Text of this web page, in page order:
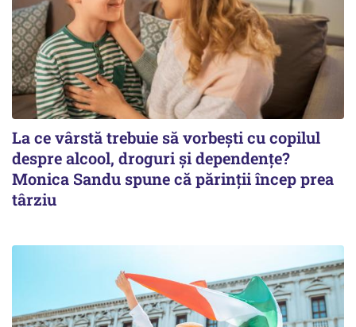
La ce vârstă trebuie să vorbești cu copilul
despre alcool, droguri și dependențe?
Monica Sandu spune că părinții încep prea
târziu